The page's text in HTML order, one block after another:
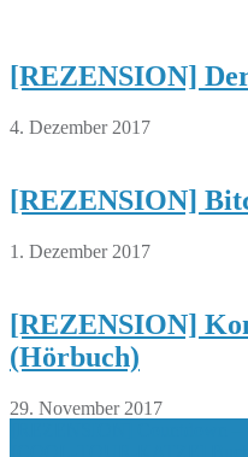
[REZENSION]
4. Dezember 2017
[REZENSION]
1. Dezember 2017
[REZENSION]
(Hörbuch)
29. November 2017